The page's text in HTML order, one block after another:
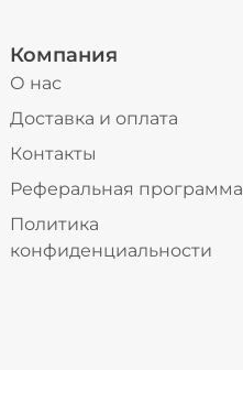
Компания
О нас
Доставка и оплата
Контакты
Реферальная программа
Политика
конфиденциальности